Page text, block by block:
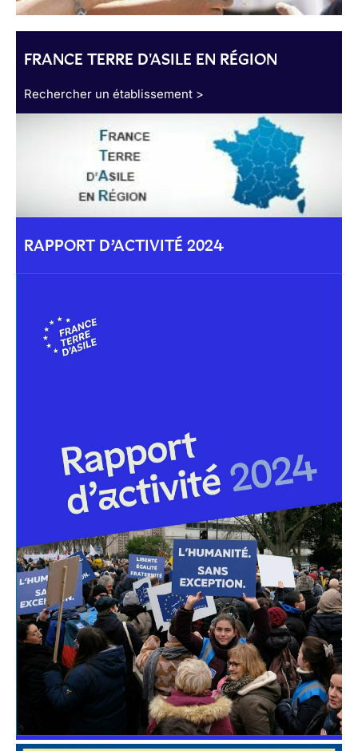
FRANCE TERRE D'ASILE EN RÉGION
Rechercher un établissement >
RAPPORT D’ACTIVITÉ 2024